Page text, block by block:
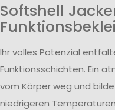
Softshell
Ihr volles Potenzial
Funktionsschichten. Ein
vom Körper weg und
niedrigeren